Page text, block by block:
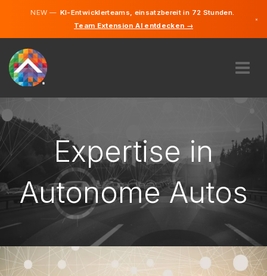
NEW —KI-Entwicklerteams, einsatzbereit in 72 Stunden.
Team Extension AI entdecken →
×
EXPERTISE
WIE FUNKTIONIERT ES?
KARRIERE
FINDEN
DEUTSCHLAND
STARTEN SIE JETZT
Expertise in
Autonome Autos